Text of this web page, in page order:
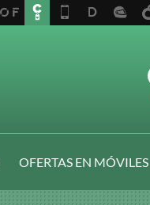
OFERTAS EN MÓVILES